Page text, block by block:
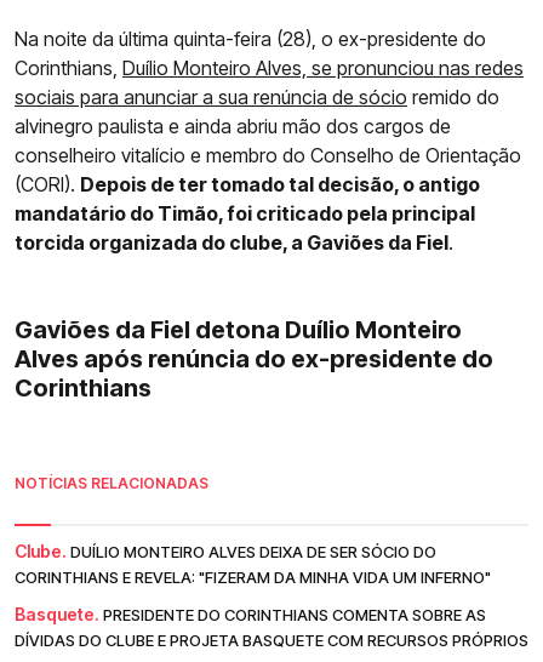
Na noite da última quinta-feira (28), o ex-presidente do
Corinthians, Duílio Monteiro Alves, se pronunciou nas redes
sociais para anunciar a sua renúncia de sócio remido do
alvinegro paulista e ainda abriu mão dos cargos de
conselheiro vitalício e membro do Conselho de Orientação
(CORI). Depois de ter tomado tal decisão, o antigo
mandatário do Timão, foi criticado pela principal
torcida organizada do clube, a Gaviões da Fiel.
Gaviões da Fiel detona Duílio Monteiro
Alves após renúncia do ex-presidente do
Corinthians
NOTÍCIAS RELACIONADAS
Clube. DUÍLIO MONTEIRO ALVES DEIXA DE SER SÓCIO DO
CORINTHIANS E REVELA: "FIZERAM DA MINHA VIDA UM INFERNO"
Basquete. PRESIDENTE DO CORINTHIANS COMENTA SOBRE AS
DÍVIDAS DO CLUBE E PROJETA BASQUETE COM RECURSOS PRÓPRIOS